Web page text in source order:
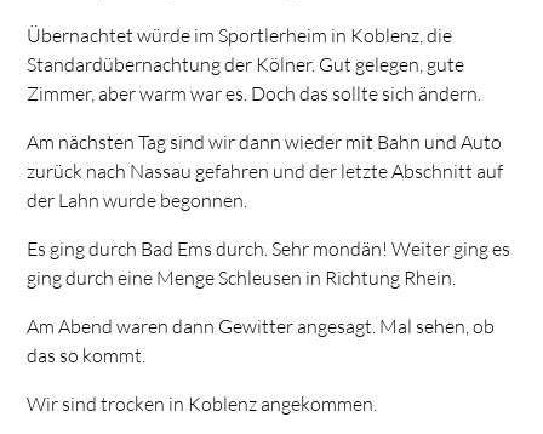
Übernachtet würde im Sportlerheim in Koblenz, die
Standardübernachtung der Kölner. Gut gelegen, gute
Zimmer, aber warm war es. Doch das sollte sich ändern.
Am nächsten Tag sind wir dann wieder mit Bahn und Auto
zurück nach Nassau gefahren und der letzte Abschnitt auf
der Lahn wurde begonnen.
Es ging durch Bad Ems durch. Sehr mondän! Weiter ging es
ging durch eine Menge Schleusen in Richtung Rhein.
Am Abend waren dann Gewitter angesagt. Mal sehen, ob
das so kommt.
Wir sind trocken in Koblenz angekommen.